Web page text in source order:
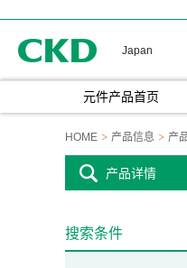
Japan
元件产品首页
HOME 产品信息 产
产品详情
搜索条件